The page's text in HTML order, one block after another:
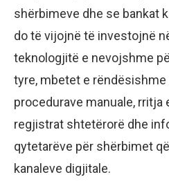
shërbimeve dhe se bankat
do të vijojnë të investojnë
teknologjitë e nevojshme
tyre, mbetet e
procedurave manuale, rritja
regjistrat shtetërorë dhe
qytetarëve për shërbimet
kanaleve digjitale.